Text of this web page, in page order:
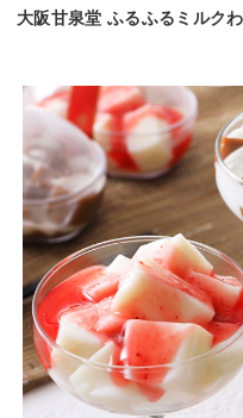
大阪甘泉堂 ふるふるミルク